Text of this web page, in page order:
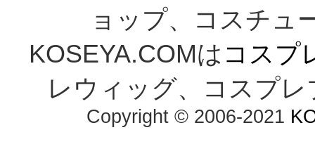
ョップ、コスチュ
KOSEYA.COMは コスプ
レウィッグ、コスプ
Copyright © 2006-2021